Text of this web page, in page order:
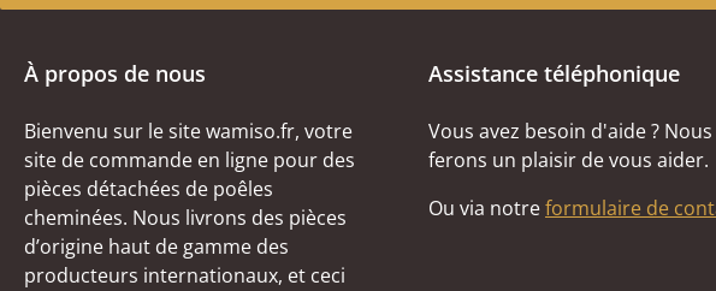
À propos de nous
Bienvenu sur le site wamiso.fr, votre
site de commande en ligne pour des
pièces détachées de poêles
cheminées. Nous livrons des pièces
d’origine haut de gamme des
producteurs internationaux, et ceci
Assistance téléphonique
Vous avez besoin d'aide ?
ferons un plaisir de vous aider.
Ou via notreformulaire de